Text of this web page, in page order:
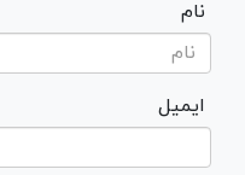
نام
ایمیل